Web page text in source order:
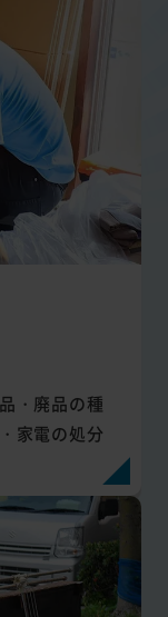
・廃品の種
家電の処分